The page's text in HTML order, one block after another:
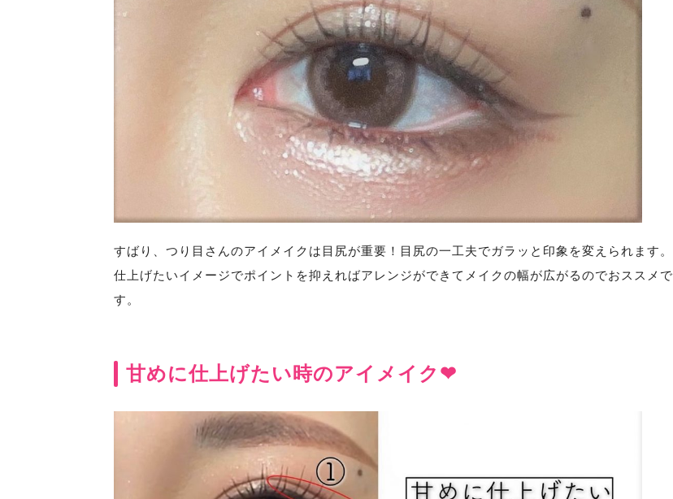
すばり、つり目さんのアイメイクは目尻が重要！目尻の一工夫でガラッと印象を変えられます。
仕上げたいイメージでポイントを抑えればアレンジができてメイクの幅が広がるのでおススメで
す。
甘めに仕上げたい時のアイメイク❤︎